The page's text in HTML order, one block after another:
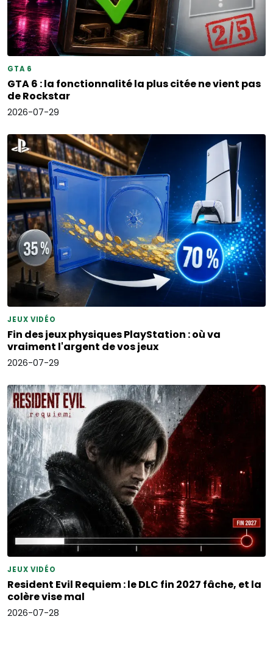
GTA 6
GTA 6 : la fonctionnalité la plus citée ne vient pas
de Rockstar
2026-07-29
JEUX VIDÉO
Fin des jeux physiques PlayStation : où va
vraiment l'argent de vos jeux
2026-07-29
JEUX VIDÉO
Resident Evil Requiem : le DLC fin 2027 fâche, et la
colère vise mal
2026-07-28